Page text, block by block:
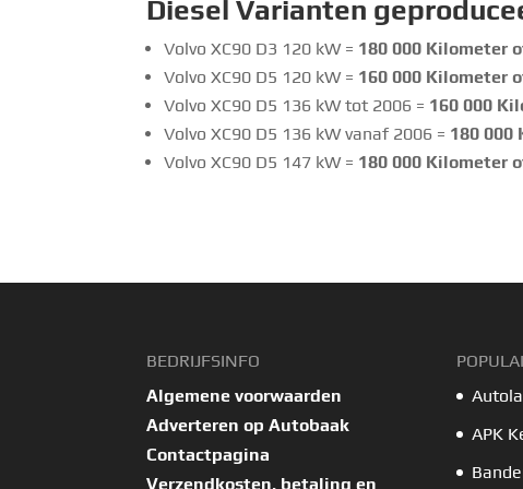
Diesel Varianten
Volvo XC90 D3 120 kW = 180 000 Kilometer
Volvo XC90 D5 120 kW = 160 000 Kilometer
Volvo XC90 D5 136 kW tot 2006 = 160 000
Volvo XC90 D5 136 kW vanaf 2006 = 180 000
Volvo XC90 D5 147 kW = 180 000 Kilometer
BEDRIJFSINFO
Algemene voorwaarden
Adverteren op Autobaak
Contactpagina
Verzendkosten, betaling en
APK